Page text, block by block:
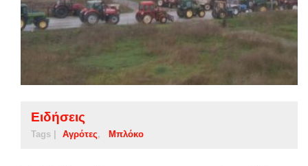
Ειδήσεις
Tags | Αγρότες Μπλόκο